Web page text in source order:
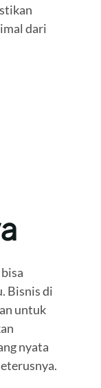
dari
Bisnis di
untuk
nyata